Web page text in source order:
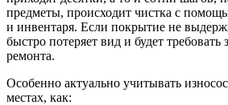
предметы, происходит чистка с
и инвентаря. Если покрытие не
быстро потеряет вид и будет
ремонта.
Особенно актуально учитывать
местах, как: